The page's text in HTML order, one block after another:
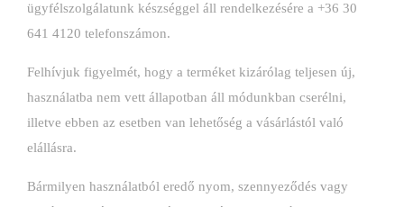
ügyfélszolgálatunk készséggel áll rendelkezésére a +36 30
641 4120 telefonszámon.
Felhívjuk figyelmét, hogy a terméket kizárólag teljesen új,
használatba nem vett állapotban áll módunkban cserélni,
illetve ebben az esetben van lehetőség a vásárlástól való
elállásra.
Bármilyen használatból eredő nyom, szennyeződés vagy